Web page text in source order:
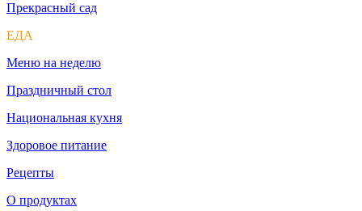
Прекрасный сад
ЕДА
Меню на неделю
Праздничный стол
Национальная кухня
Здоровое питание
Рецепты
О продуктах